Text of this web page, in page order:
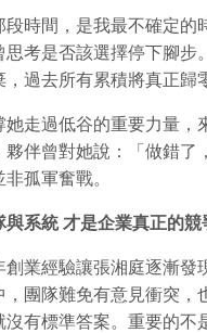
段時間，是我最不確定
思考是否該選擇停下腳步
，過去所有累積將真正歸
她走過低谷的重要力量，
夥伴曾對她說：「做錯了
非孤軍奮戰。
與系統 才是企業真正的競
創業經驗讓張湘庭逐漸發
，團隊難免有意見衝突，
沒有標準答案。重要的不